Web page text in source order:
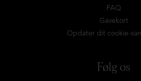
FAQ
Gavekort
Opdater dit cookie-
Følg os